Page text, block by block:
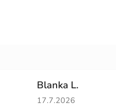
Blanka L.
Hodnocení obchodu je
17.7.2026